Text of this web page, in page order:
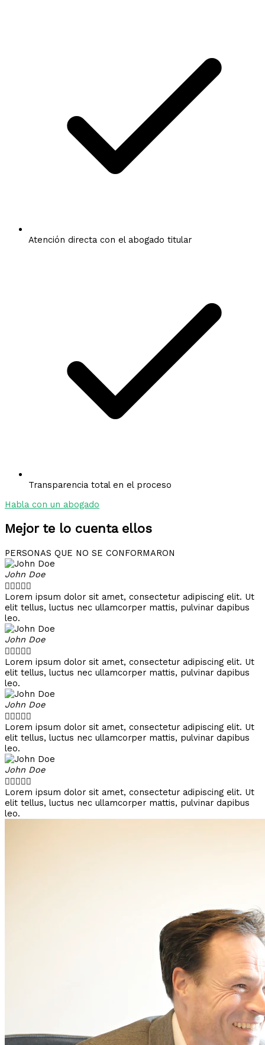
Atención directa con el abogado titular
Transparencia total en el proceso
Habla con un abogado
Mejor te lo cuenta ellos
PERSONAS QUE NO SE CONFORMARON
John Doe

Lorem ipsum dolor sit amet, consectetur adipiscing elit. Ut
elit tellus, luctus nec ullamcorper mattis, pulvinar dapibus
leo.
John Doe

Lorem ipsum dolor sit amet, consectetur adipiscing elit. Ut
elit tellus, luctus nec ullamcorper mattis, pulvinar dapibus
leo.
John Doe

Lorem ipsum dolor sit amet, consectetur adipiscing elit. Ut
elit tellus, luctus nec ullamcorper mattis, pulvinar dapibus
leo.
John Doe

Lorem ipsum dolor sit amet, consectetur adipiscing elit. Ut
elit tellus, luctus nec ullamcorper mattis, pulvinar dapibus
leo.